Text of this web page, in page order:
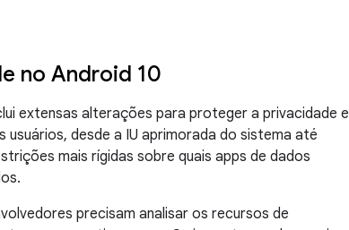
no Android 10
extensas alterações para proteger a privacidade e
usuários, desde a IU aprimorada do sistema até
mais rígidas sobre quais apps de dados
precisam analisar os recursos de